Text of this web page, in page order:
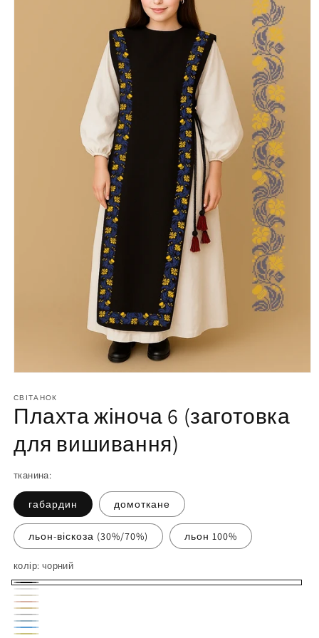
1
у
модальному
СВІТАНОК
Плахта жіноча 6 (заготовка
для вишивання)
тканина:
габардин домоткане
льон-віскоза (30%/70%) льон 100%
колір: чорний
чорний
білий
молочний
персиковий
пісочний
світло-
небесний